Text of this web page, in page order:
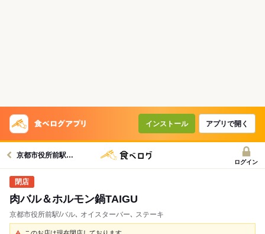
インストール アプリで開く
京都市役所前駅グルメへ
ログイン
肉バル＆ホルモン鍋TAIGU
京都市役所前駅/バル､ オイスターバー､ ステーキ